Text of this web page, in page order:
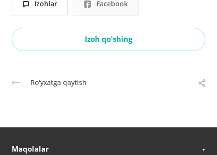
Izohlar Facebook
Izoh qo'shing
Roʻyxatga qaytish
Maqolalar